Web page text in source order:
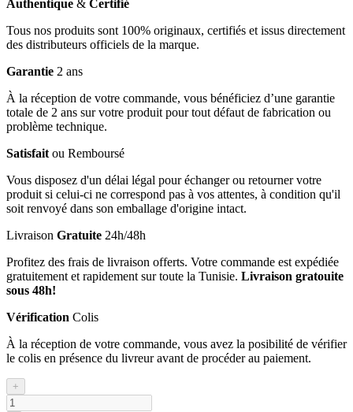
Authentique & Certifié
Tous nos produits sont 100% originaux, certifiés et issus directement
des distributeurs officiels de la marque.
Garantie 2 ans
À la réception de votre commande, vous bénéficiez d’une garantie
totale de 2 ans sur votre produit pour tout défaut de fabrication ou
problème technique.
Satisfait ou Remboursé
Vous disposez d'un délai légal pour échanger ou retourner votre
produit si celui-ci ne correspond pas à vos attentes, à condition qu'il
soit renvoyé dans son emballage d'origine intact.
Livraison Gratuite 24h/48h
Profitez des frais de livraison offerts. Votre commande est expédiée
gratuitement et rapidement sur toute la Tunisie. Livraison gratouite
sous 48h!
Vérification Colis
À la réception de votre commande, vous avez la posibilité de vérifier
le colis en présence du livreur avant de procéder au paiement.
+